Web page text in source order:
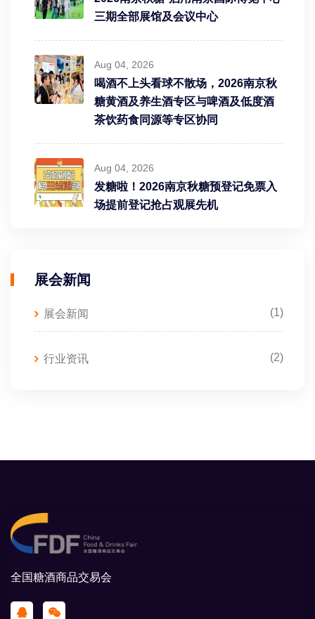
三期全部展馆及会议中心
Aug 04, 2026
喝酒不上头看球不散场，2026南京秋
糖黄酒及养生酒专区与啤酒及低度酒
茶饮药食同源等专区协同
Aug 04, 2026
发糖啦！2026南京秋糖预登记免票入
场提前登记抢占观展先机
展会新闻
展会新闻 (1)
行业资讯 (2)
全国糖酒商品交易会